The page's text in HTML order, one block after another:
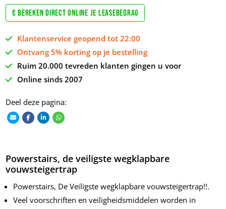
€ Bereken direct online je leasebedrag
Klantenservice geopend tot 22:00
Ontvang 5% korting op je bestelling
Ruim 20.000 tevreden klanten gingen u voor
Online sinds 2007
Deel deze pagina:
Powerstairs, de veiligste wegklapbare
vouwsteigertrap
Powerstairs, De Veiligste wegklapbare vouwsteigertrap!!.
Veel voorschriften en veiligheidsmiddelen worden in